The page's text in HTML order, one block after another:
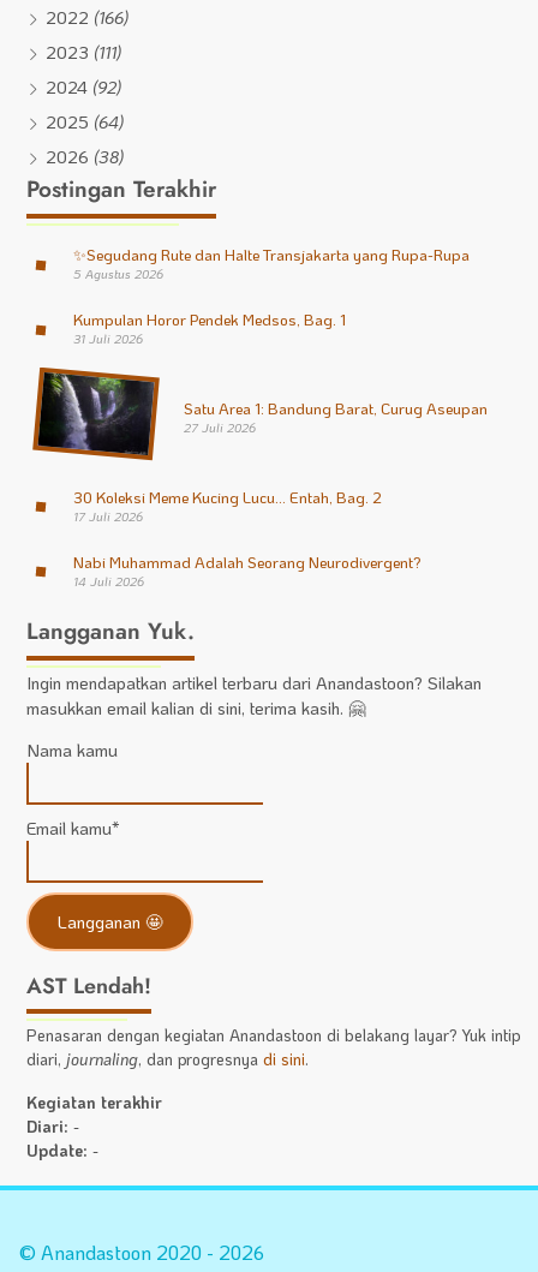
2022 (166)
2023 (111)
2024 (92)
2025 (64)
2026 (38)
Postingan Terakhir
✨Segudang Rute dan Halte Transjakarta yang Rupa-Rupa
5 Agustus 2026
Kumpulan Horor Pendek Medsos, Bag. 1
31 Juli 2026
Satu Area 1: Bandung Barat, Curug Aseupan
27 Juli 2026
30 Koleksi Meme Kucing Lucu… Entah, Bag. 2
17 Juli 2026
Nabi Muhammad Adalah Seorang Neurodivergent?
14 Juli 2026
Langganan Yuk.
Ingin mendapatkan artikel terbaru dari Anandastoon? Silakan
masukkan email kalian di sini, terima kasih. 🤗
Nama kamu
Email kamu*
AST Lendah!
Penasaran dengan kegiatan Anandastoon di belakang layar? Yuk intip
diari, journaling, dan progresnyadi sini.
Kegiatan terakhir
Diari:-
Update:-
Statistik
© Anandastoon 2020 - 2026